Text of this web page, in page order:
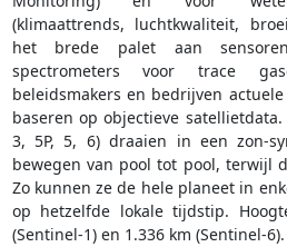
(klimaattrends, luchtkwaliteit,
het brede palet aan
spectrometers voor trace
beleidsmakers en bedrijven
baseren op objectieve
3, 5P, 5, 6) draaien in een zon-
bewegen van pool tot pool, terwijl
Zo kunnen ze de hele planeet in
op hetzelfde lokale tijdstip.
(Sentinel-1) en 1.336 km (Sentinel-6).